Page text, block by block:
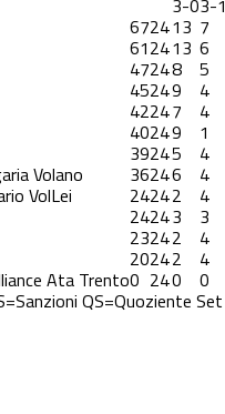
3-03-1
672413 7
612413 6
47248 5
45249 4
42247 4
40249 1
39245 4
Volano 36246 4
VolLei 24242 4
24243 3
23242 4
20242 4
Ata Trento0 240 0
QS=Quoziente Set